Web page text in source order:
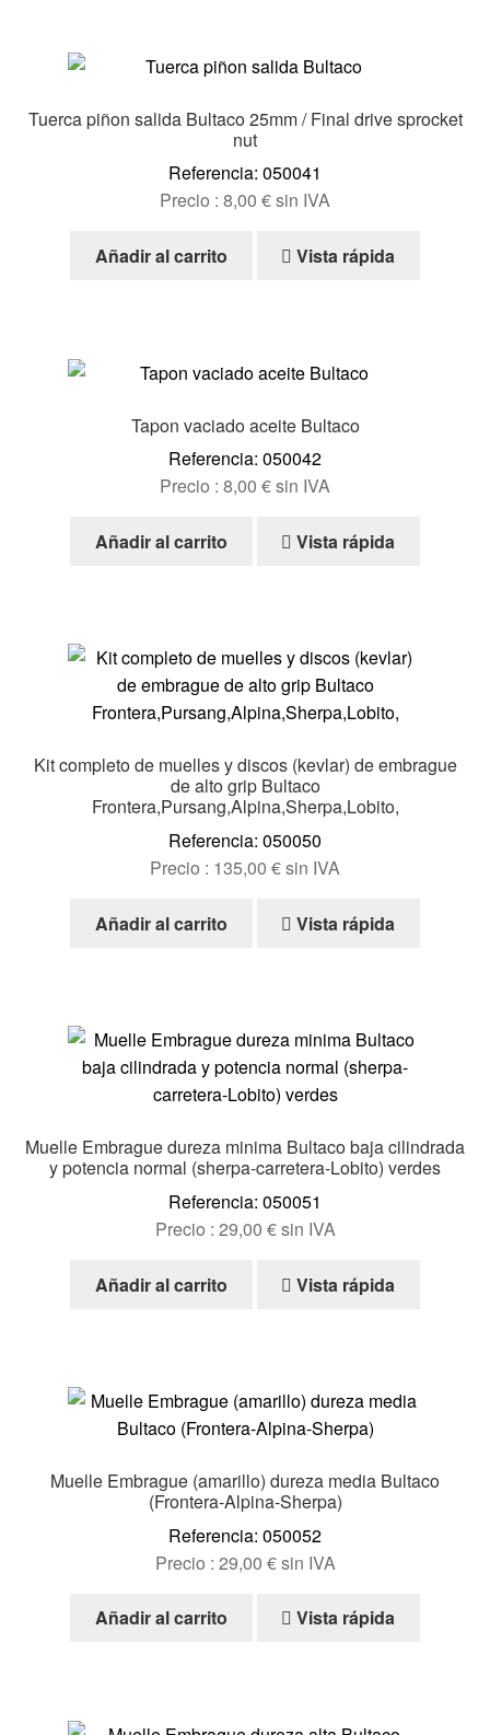
Tuerca piñon salida Bultaco 25mm / Final drive sprocket
nut
Referencia: 050041
Precio : 8,00 €sin IVA
Añadir al carrito Vista rápida
Tapon vaciado aceite Bultaco
Referencia: 050042
Precio : 8,00 €sin IVA
Añadir al carrito Vista rápida
Kit completo de muelles y discos (kevlar) de embrague
de alto grip Bultaco
Frontera,Pursang,Alpina,Sherpa,Lobito,
Referencia: 050050
Precio : 135,00 €sin IVA
Añadir al carrito Vista rápida
Muelle Embrague dureza minima Bultaco baja cilindrada
y potencia normal (sherpa-carretera-Lobito) verdes
Referencia: 050051
Precio : 29,00 €sin IVA
Añadir al carrito Vista rápida
Muelle Embrague (amarillo) dureza media Bultaco
(Frontera-Alpina-Sherpa)
Referencia: 050052
Precio : 29,00 €sin IVA
Añadir al carrito Vista rápida